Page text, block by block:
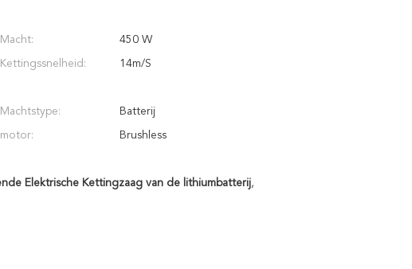
Macht: 450 W
Kettingssnelheid: 14m/S
Machtstype: Batterij
motor: Brushless
Elektrische Kettingzaag van de lithiumbatterij,